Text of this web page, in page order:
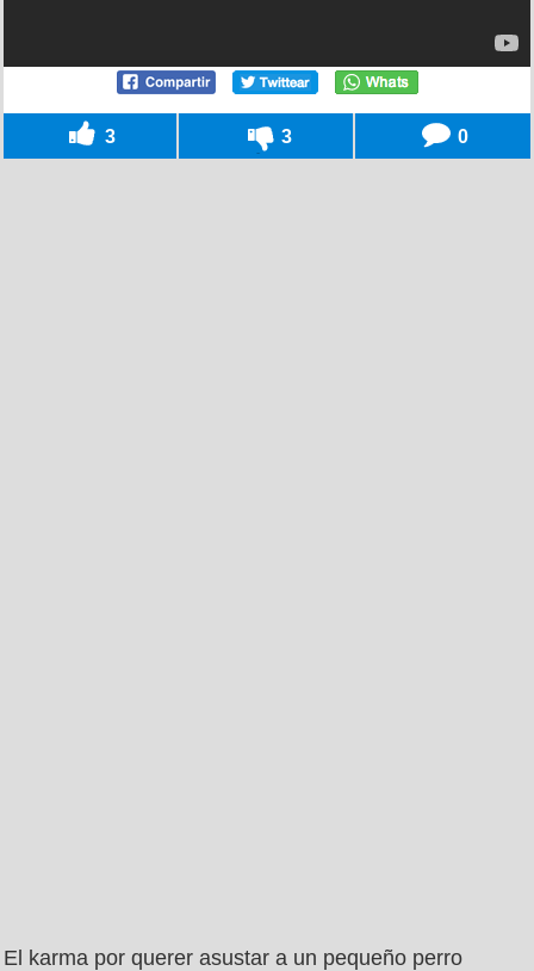
3 3 0
El karma por querer asustar a un pequeño perro